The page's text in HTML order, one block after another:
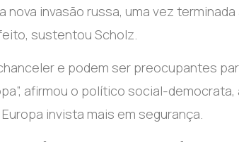
invasão russa, uma vez terminada
sustentou Scholz.
e podem ser preocupantes
afirmou o político social-democrata,
invista mais em segurança.